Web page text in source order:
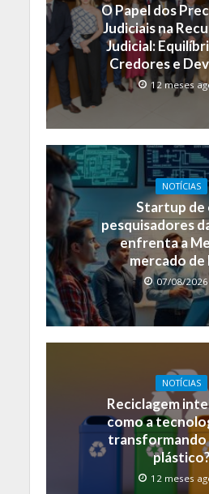
O Papel dos
Judiciais na
Judicial:
Credores e
12 meses
NOTÍCIAS
Startup de
pesquisadores
enfrenta a
mercado de
07/08/2026
NOTÍCIAS
Reciclagem
como a
12 meses